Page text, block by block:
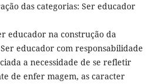
das categorias: Ser educador
educador na construção da
educador com responsabilidade
a necessidade de se refletir
de enfer magem, as caracter